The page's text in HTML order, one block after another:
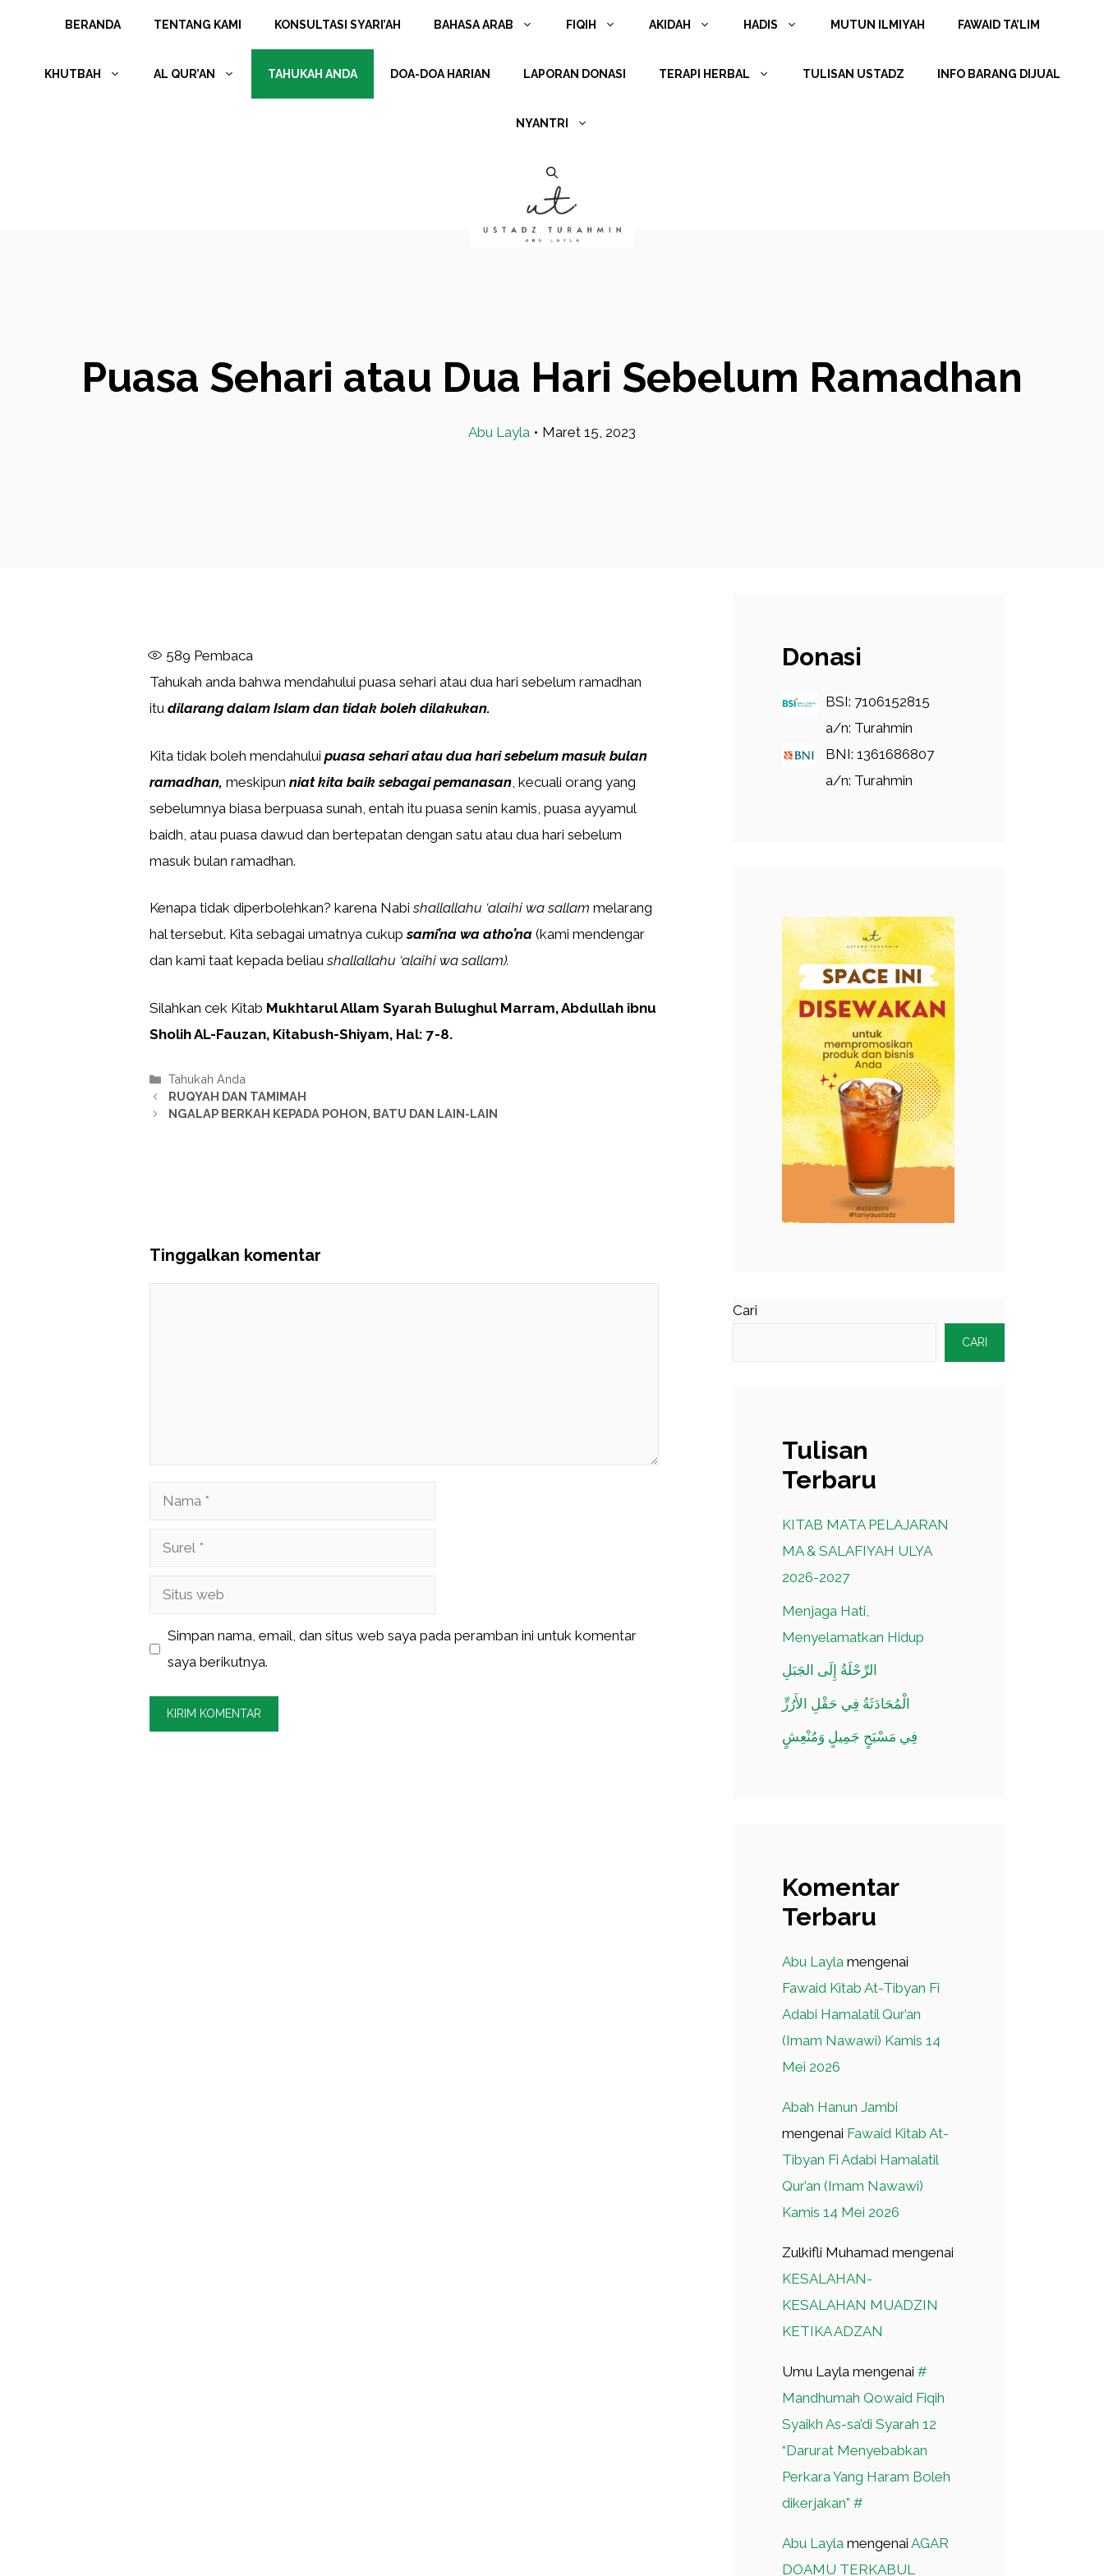
BERANDA TENTANG KAMI KONSULTASI SYARI’AH BAHASA ARAB FIQIH AKIDAH HADIS MUTUN ILMIYAH FAWAID TA’LIM
KHUTBAH AL QUR’AN TAHUKAH ANDA DOA-DOA HARIAN LAPORAN DONASI TERAPI HERBAL TULISAN USTADZ INFO BARANG DIJUAL
NYANTRI
Puasa Sehari atau Dua Hari Sebelum Ramadhan
Abu Layla • Maret 15, 2023
589 Pembaca
Tahukah anda bahwa mendahului puasa sehari atau dua hari sebelum ramadhan
itu dilarang dalam Islam dan tidak boleh dilakukan.
Kita tidak boleh mendahului puasa sehari atau dua hari sebelum masuk bulan
ramadhan, meskipun niat kita baik sebagai pemanasan , kecuali orang yang
sebelumnya biasa berpuasa sunah, entah itu puasa senin kamis, puasa ayyamul
baidh, atau puasa dawud dan bertepatan dengan satu atau dua hari sebelum
masuk bulan ramadhan.
Kenapa tidak diperbolehkan? karena Nabishallallahu ‘alaihi wa sallam melarang
hal tersebut. Kita sebagai umatnya cukupsami’na wa atho’na (kami mendengar
dan kami taat kepada beliaushallallahu ‘alaihi wa sallam).
Silahkan cek Kitab Mukhtarul Allam Syarah Bulughul Marram, Abdullah ibnu
Sholih AL-Fauzan, Kitabush-Shiyam, Hal: 7-8.
Kategori
Tahukah Anda
RUQYAH DAN TAMIMAH
NGALAP BERKAH KEPADA POHON, BATU DAN LAIN-LAIN
Tinggalkan komentar
Nama
Surel
Situs
Simpan nama, email, dan situs web saya pada peramban ini untuk komentar
saya berikutnya.
Donasi
BSI: 7106152815
a/n: Turahmin
BNI: 1361686807
a/n: Turahmin
Cari
CARI
Tulisan
Terbaru
KITAB MATA PELAJARAN
MA & SALAFIYAH ULYA
2026-2027
Menjaga Hati,
Menyelamatkan Hidup
الرِّحْلَةُ إِلَى الجَبَلِ
الْمُحَادَثَةُ فِي حَقْلِ الأَرُزِّ
فِي مَسْبَحٍ جَمِيلٍ وَمُنْعِشٍ
Komentar
Terbaru
Abu Layla mengenai
Fawaid Kitab At-Tibyan Fi
Adabi Hamalatil Qur’an
(Imam Nawawi) Kamis 14
Mei 2026
Abah Hanun Jambi
mengenai Fawaid Kitab At-
Tibyan Fi Adabi Hamalatil
Qur’an (Imam Nawawi)
Kamis 14 Mei 2026
Zulkifli Muhamad mengenai
KESALAHAN-
KESALAHAN MUADZIN
KETIKA ADZAN
Umu Layla mengenai #
Mandhumah Qowaid Fiqih
Syaikh As-sa’di Syarah 12
“Darurat Menyebabkan
Perkara Yang Haram Boleh
dikerjakan” #
Abu Layla mengenai AGAR
DOAMU TERKABUL